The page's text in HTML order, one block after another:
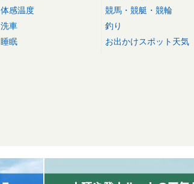
体感温度
洗車
睡眠
競馬・競艇・競輪
釣り
お出かけスポット天気